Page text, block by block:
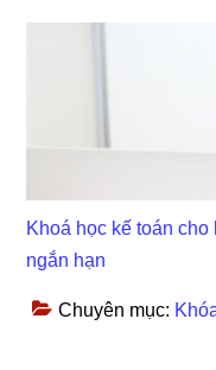
Khoá học kế toán
ngắn hạn
Chuyên mục: